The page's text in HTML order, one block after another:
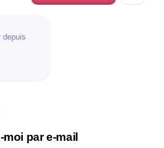
depuis
par e-mail